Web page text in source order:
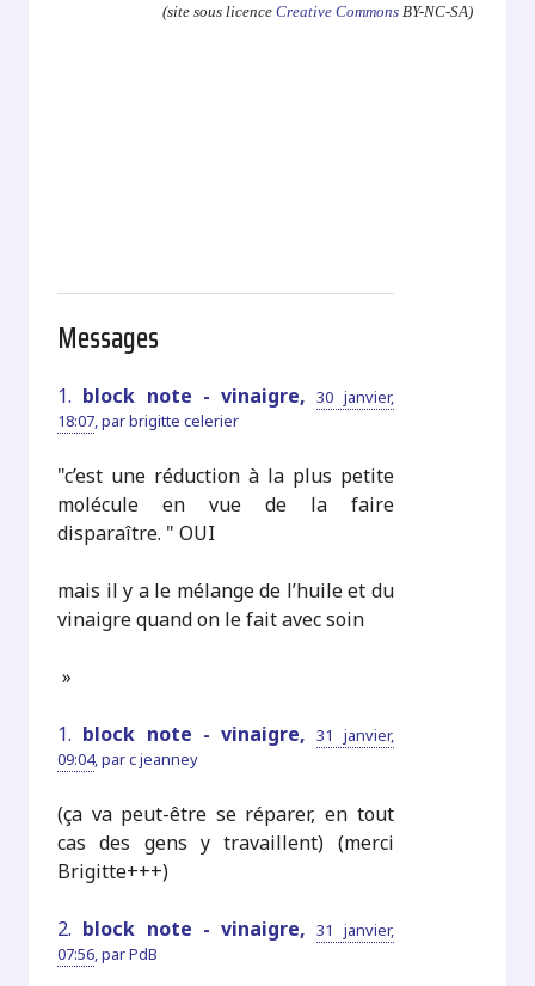
(site sous licence Creative CommonsBY-NC-SA)
Messages
1. block note - vinaigre,30 janvier,
18:07,parbrigitte celerier
"c’est une réduction à la plus petite
molécule en vue de la faire
disparaître. " OUI
mais il y a le mélange de l’huile et du
vinaigre quand on le fait avec soin
»
1. block note - vinaigre,31 janvier,
09:04,parc jeanney
(ça va peut-être se réparer, en tout
cas des gens y travaillent) (merci
Brigitte+++)
2. block note - vinaigre,31 janvier,
07:56,parPdB